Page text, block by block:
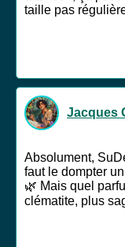
taille pas
Jacques
Absolument,
faut le dompter
🌿 Mais quel
clématite, plus